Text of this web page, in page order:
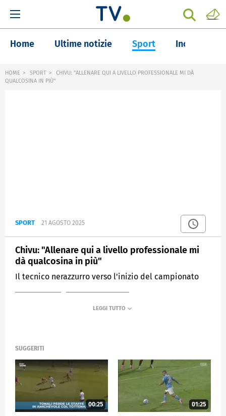
Home Ultime notizie Sport Inchieste
HOME SPORT
CHIVU: "ALLENARE QUI A LIVELLO PROFESSIONALE MI DÀ
QUALCOSINA IN PIÙ"
SPORT 21 AGOSTO 2025
Chivu: "Allenare qui a livello professionale mi
dà qualcosina in più"
Il tecnico nerazzurro verso l'inizio del campionato
SUGGERITI
00:25 01:25